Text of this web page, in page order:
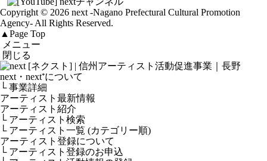
Copyright © 2026 next -Nagano Prefectural Cultural Promotion
Agency- All Rights Reserved.
▲ Page Top
メニュー
閉じる
next・next⁺について
└ 事業詳細
アーティスト最新情報
アーティスト紹介
└ アーティスト検索
└ アーティスト一覧 (カテゴリー順)
アーティスト登録について
└ アーティスト登録のお申込